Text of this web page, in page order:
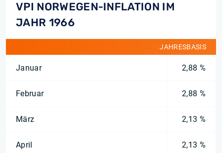
VPI NORWEGEN-INFLATION IM
JAHR 1966
JAHRESBASIS
Januar 2,88 %
Februar 2,88 %
März 2,13 %
April 2,13 %